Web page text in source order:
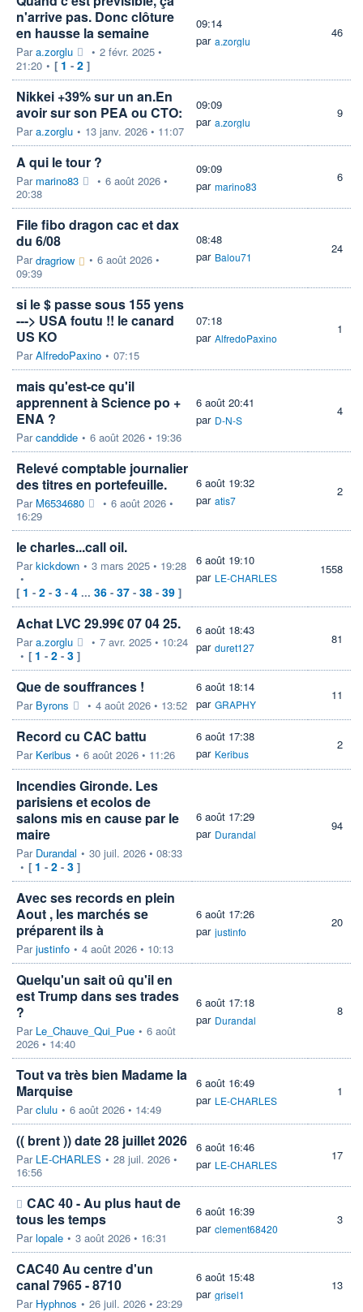
n'arrive pas. Donc clôture
en hausse la semaine
Para.zorglu • 2 févr. 2025 •
21:20 • [ 1 - 2 ]
09:14
par a.zorglu
46
Nikkei +39% sur un an.En
avoir sur son PEA ou CTO:
Para.zorglu • 13 janv. 2026 • 11:07
09:09
par a.zorglu
9
A qui le tour ?
Par marino83 • 6 août 2026 •
20:38
09:09
par marino83
6
File fibo dragon cac et dax
du 6/08
Pardragriow • 6 août 2026 •
09:39
08:48
par Balou71
24
si le $ passe sous 155 yens
---> USA foutu !! le canard
US KO
ParAlfredoPaxino • 07:15
07:18
par AlfredoPaxino
1
mais qu'est-ce qu'il
apprennent à Science po +
ENA ?
Parcanddide • 6 août 2026 • 19:36
6 août 20:41
par D-N-S
4
Relevé comptable journalier
des titres en portefeuille.
Par M6534680 • 6 août 2026 •
16:29
6 août 19:32
par atis7
2
le charles...call oil.
Parkickdown • 3 mars 2025 • 19:28
•
[ 1 - 2 - 3 - 4 ... 36 - 37 - 38 - 39 ]
6 août 19:10
par LE-CHARLES
1558
Achat LVC 29.99€ 07 04 25.
Para.zorglu • 7 avr. 2025 • 10:24
• [ 1 - 2 - 3 ]
6 août 18:43
par duret127
81
Que de souffrances !
Par Byrons • 4 août 2026 • 13:52
6 août 18:14
par GRAPHY
11
Record cu CAC battu
Par Keribus • 6 août 2026 • 11:26
6 août 17:38
par Keribus
2
Incendies Gironde. Les
parisiens et ecolos de
salons mis en cause par le
maire
Par Durandal • 30 juil. 2026 • 08:33
• [ 1 - 2 - 3 ]
6 août 17:29
par Durandal
94
Avec ses records en plein
Aout , les marchés se
préparent ils à
Parjustinfo • 4 août 2026 • 10:13
6 août 17:26
par justinfo
20
Quelqu'un sait oû qu'il en
est Trump dans ses trades
?
Par Le_Chauve_Qui_Pue • 6 août
2026 • 14:40
6 août 17:18
par Durandal
8
Tout va très bien Madame la
Marquise
Parclulu • 6 août 2026 • 14:49
6 août 16:49
par LE-CHARLES
1
(( brent )) date 28 juillet 2026
Par LE-CHARLES • 28 juil. 2026 •
16:56
6 août 16:46
par LE-CHARLES
17
CAC 40 - Au plus haut de
tous les temps
Parlopale • 3 août 2026 • 16:31
6 août 16:39
par clement68420
3
CAC40 Au centre d'un
canal 7965 - 8710
Par Hyphnos • 26 juil. 2026 • 23:29
6 août 15:48
par grisel1
13